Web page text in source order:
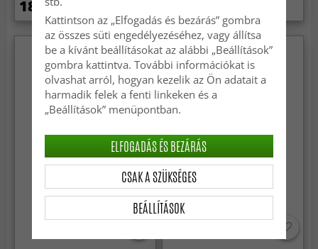
18 289 Ft
Kattintson az „Elfogadás és bezárás” gombra
az összes süti engedélyezéséhez, vagy állítsa
be a kívánt beállításokat az alábbi „Beállítások”
gombra kattintva. További információkat is
olvashat arról, hogyan kezelik az Ön adatait a
harmadik felek a fenti linkeken és a
„Beállítások” menüpontban.
BEÁLLÍTÁSOK
CSAK A SZÜKSÉGES
ELFOGADÁS ÉS BEZÁRÁS